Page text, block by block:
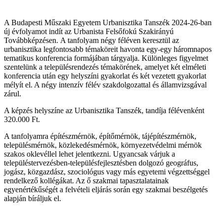
A Budapesti Műszaki Egyetem Urbanisztika Tanszék 2024-26-ban
új évfolyamot indít az Urbanista Felsőfokú Szakirányú
Továbbképzésen. A tanfolyam négy féléven keresztül az
urbanisztika legfontosabb témaköreit havonta egy-egy háromnapos
tematikus konferencia formájában tárgyalja. Különleges figyelmet
szentelünk a településrendezés témakörének, amelyet két elméleti
konferencia után egy helyszíni gyakorlat és két vezetett gyakorlat
mélyít el. A négy intenzív félév szakdolgozattal és államvizsgával
zárul.
A képzés helyszíne az Urbanisztika Tanszék, tandíja félévenként
320.000 Ft.
A tanfolyamra építészmérnök, építő­mérnök, tájépítészmérnök,
településmérnök, közlekedésmérnök, környezetvédelmi mérnök
szakos oklevéllel lehet jelentkezni. Ugyancsak várjuk a
településtervezésben-településfejlesztésben dolgozó geográfus,
jogász, közgazdász, szociológus vagy más egyetemi végzettséggel
rendelkező kollégákat. Az ő szakmai tapasztalatainak
egyenértékűségét a felvételi eljárás során egy szakmai beszélgetés
alapján bíráljuk el.